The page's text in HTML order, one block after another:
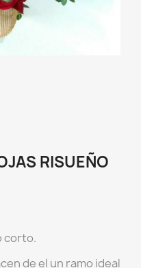
RISUEÑO
corto.
de el un ramo ideal